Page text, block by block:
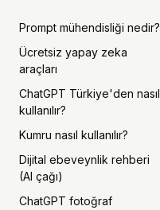
Prompt mühendisliği nedir?
Ücretsiz yapay zeka
araçları
ChatGPT Türkiye'den nasıl
kullanılır?
Kumru nasıl kullanılır?
Dijital ebeveynlik rehberi
(AI çağı)
ChatGPT fotoğraf